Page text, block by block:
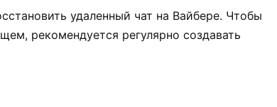
удаленный чат на Вайбере. Чтобы
рекомендуется регулярно создавать